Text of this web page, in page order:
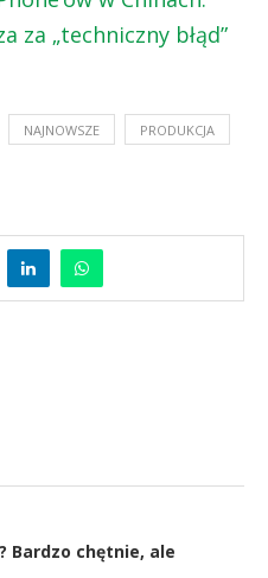
za „techniczny błąd”
NAJNOWSZE PRODUKCJA
Bardzo chętnie, ale